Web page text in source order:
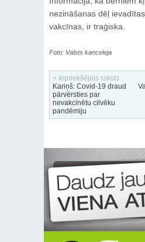
nezināšanas dēļ
vakcīnas, ir traģiska.
Foto: Valsts kanceleja
< Iepriekšējais raksts
Kariņš: Covid-19 draud
pārvērsties par
nevakcinētu cilvēku
pandēmiju